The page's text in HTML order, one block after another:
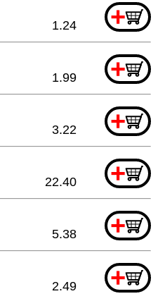
+
1.24
+
1.99
+
3.22
+
22.40
+
5.38
+
2.49